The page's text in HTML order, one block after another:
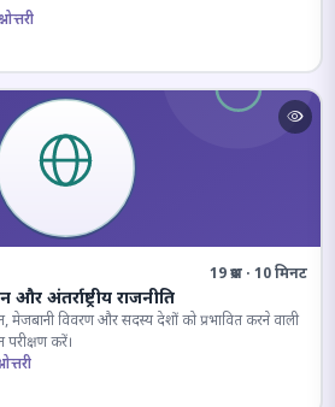
19 प्रश्न · 10 मिनट
अंतर्राष्ट्रीय राजनीति
मेजबानी विवरण और सदस्य देशों को प्रभावित करने वाली
परीक्षण करें।